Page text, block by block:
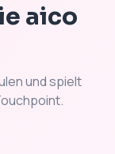
aico
und spielt